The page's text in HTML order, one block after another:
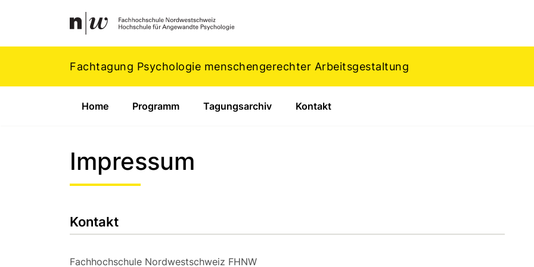
Navigation
Fachtagung Psychologie menschengerechter Arbeitsgestaltung
Home Programm Tagungsarchiv Kontakt
Impressum
Kontakt
Fachhochschule Nordwestschweiz FHNW
Footer